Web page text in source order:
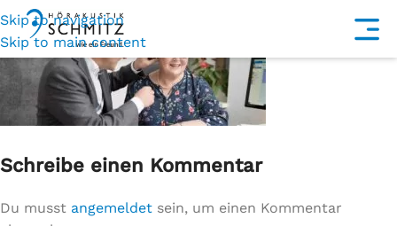
Skip to navigation
Skip to main content
Schreibe einen Kommentar
Du musst angemeldet sein, um einen Kommentar